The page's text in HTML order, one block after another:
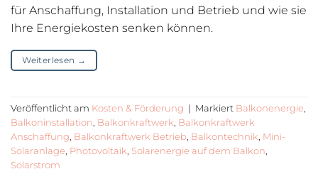
für Anschaffung, Installation und Betrieb und wie sie
Ihre Energiekosten senken können.
Weiterlesen →
Veröffentlicht am Kosten & Förderung | Markiert Balkonenergie
Balkoninstallation Balkonkraftwerk Balkonkraftwerk
Anschaffung Balkonkraftwerk Betrieb Balkontechnik Mini-
Solaranlage Photovoltaik Solarenergie auf dem Balkon
Solarstrom